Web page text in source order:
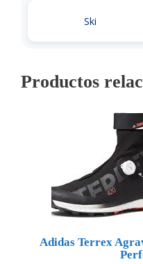
Ski
Productos
Adidas Terrex